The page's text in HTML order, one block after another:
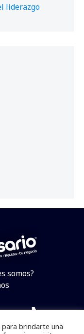
liderazgo
somos?
YouTube
TikTok
brindarte una